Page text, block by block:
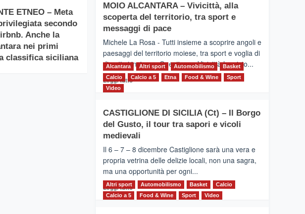
ETNEO – Meta
secondo
Anche la
nei primi
classifica siciliana
Torna
la
Supermaratona
MOIO ALCANTARA – Vivicittà, alla
scoperta del territorio, tra sport e
messaggi di pace
Michele La Rosa - Tutti insieme a scoprire angoli e
paesaggi del territorio moiese, tra sport e voglia di
divertirsi insieme. Quest'anno Vivicittà ha visto...
Leggi tuttoLeggi
MOIO
ALCANTARA
–
alla
scoperta
del
territorio,
tra
sport
Alcantara Altri sport Automobilismo
Basket
Calcio
Calcio a 5 Etna Food & Wine
Sport
Video
CASTIGLIONE DI SICILIA (Ct) – Il Borgo
del Gusto, il tour tra sapori e vicoli
medievali
Il 6 – 7 – 8 dicembre Castiglione sarà una vera e
propria vetrina delle delizie locali, non una sagra,
ma una opportunità per ogni...
Leggi tuttoLeggi
Altri sport Automobilismo Basket
Calcio
Calcio a 5
Food & Wine Sport Video